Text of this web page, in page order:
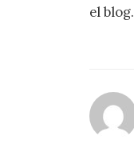
el blog.